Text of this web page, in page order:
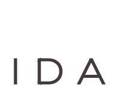
I D A